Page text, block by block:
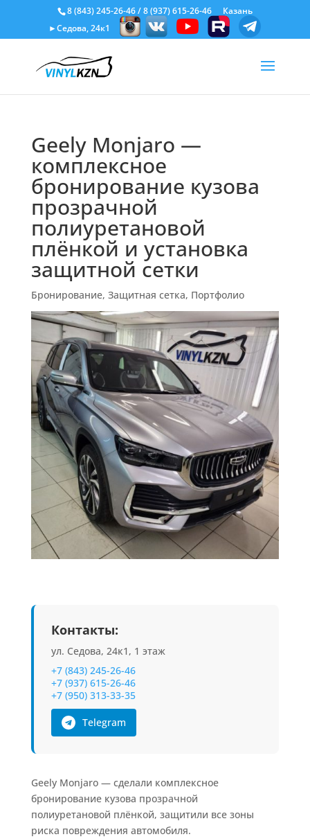
8 (843) 245-26-46/8 (937) 615-26-46
Казань
►Седова, 24к1
Geely Monjaro —
комплексное
бронирование кузова
прозрачной
полиуретановой
плёнкой и установка
защитной сетки
Бронирование, Защитная сетка, Портфолио
Контакты:
ул. Седова, 24к1, 1 этаж
+7 (843) 245-26-46
+7 (937) 615-26-46
+7 (950) 313-33-35
Telegram
Geely Monjaro — сделали комплексное
бронирование кузова прозрачной
полиуретановой плёнкой, защитили все зоны
риска повреждения автомобиля.